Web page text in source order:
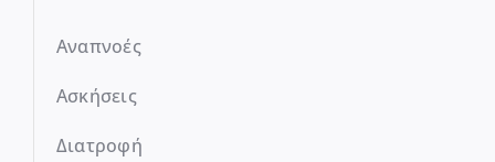
Αναπνοές
Ασκήσεις
Διατροφή